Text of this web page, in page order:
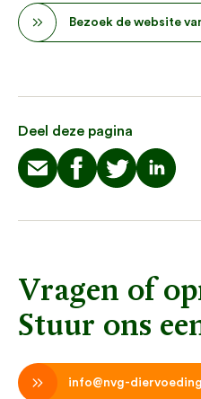
Bezoek de website
Deel deze pagina
Vragen of
Stuur ons
info@nvg-